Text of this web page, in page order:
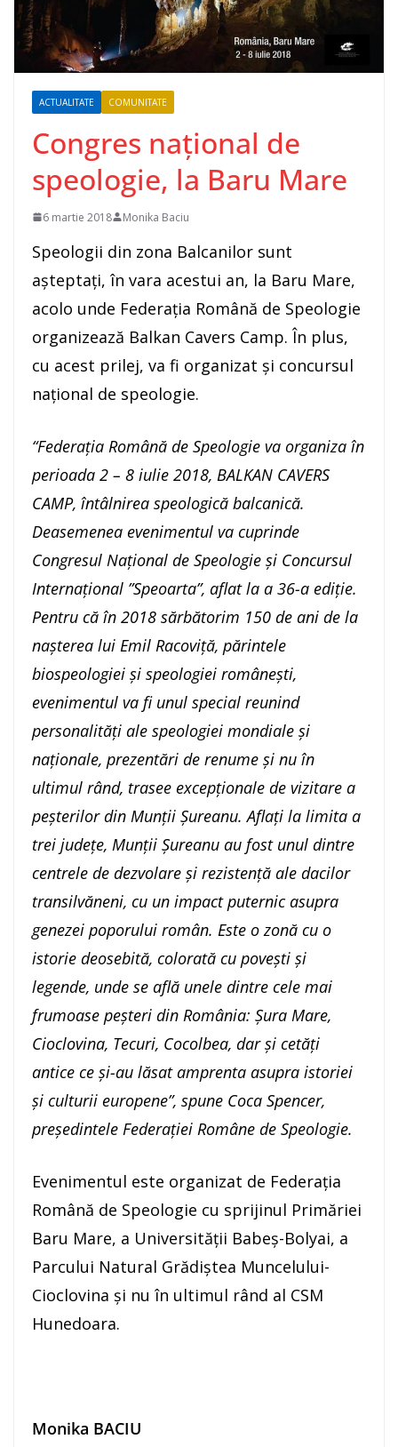
ACTUALITATE COMUNITATE
Congres național de
speologie, la Baru Mare
6 martie 2018 Monika Baciu
Speologii din zona Balcanilor sunt
așteptați, în vara acestui an, la Baru Mare,
acolo unde Federația Română de Speologie
organizează Balkan Cavers Camp. În plus,
cu acest prilej, va fi organizat și concursul
național de speologie.
“Federația Română de Speologie va organiza în
perioada 2 – 8 iulie 2018, BALKAN CAVERS
CAMP, întâlnirea speologică balcanică.
Deasemenea evenimentul va cuprinde
Congresul Național de Speologie și Concursul
Internațional ”Speoarta”, aflat la a 36-a ediție.
Pentru că în 2018 sărbătorim 150 de ani de la
nașterea lui Emil Racoviță, părintele
biospeologiei și speologiei românești,
evenimentul va fi unul special reunind
personalități ale speologiei mondiale și
naționale, prezentări de renume și nu în
ultimul rând, trasee excepționale de vizitare a
peșterilor din Munții Șureanu. Aflați la limita a
trei județe, Munții Șureanu au fost unul dintre
centrele de dezvolare și rezistență ale dacilor
transilvăneni, cu un impact puternic asupra
genezei poporului român. Este o zonă cu o
istorie deosebită, colorată cu povești și
legende, unde se află unele dintre cele mai
frumoase peșteri din România: Șura Mare,
Cioclovina, Tecuri, Cocolbea, dar și cetăți
antice ce și-au lăsat amprenta asupra istoriei
și culturii europene”, spune Coca Spencer,
președintele Federației Române de Speologie.
Evenimentul este organizat de Federația
Română de Speologie cu sprijinul Primăriei
Baru Mare, a Universității Babeș-Bolyai, a
Parcului Natural Grădiștea Muncelului-
Cioclovina și nu în ultimul rând al CSM
Hunedoara.
Monika BACIU